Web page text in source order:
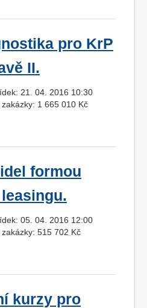
pro KrP
II.
21. 04. 2016 10:30
1 665 010 Kč
formou
05. 04. 2016 12:00
515 702 Kč
kurzy pro